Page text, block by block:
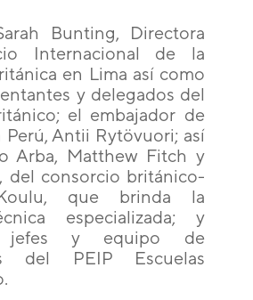
Bunting, Directora
Internacional de la
en Lima así como
y delegados del
el embajador de
Perú, Antii Rytövuori; así
Arba, Matthew Fitch y
del consorcio británico-
que brinda la
especializada; y
jefes y equipo de
del PEIP Escuelas